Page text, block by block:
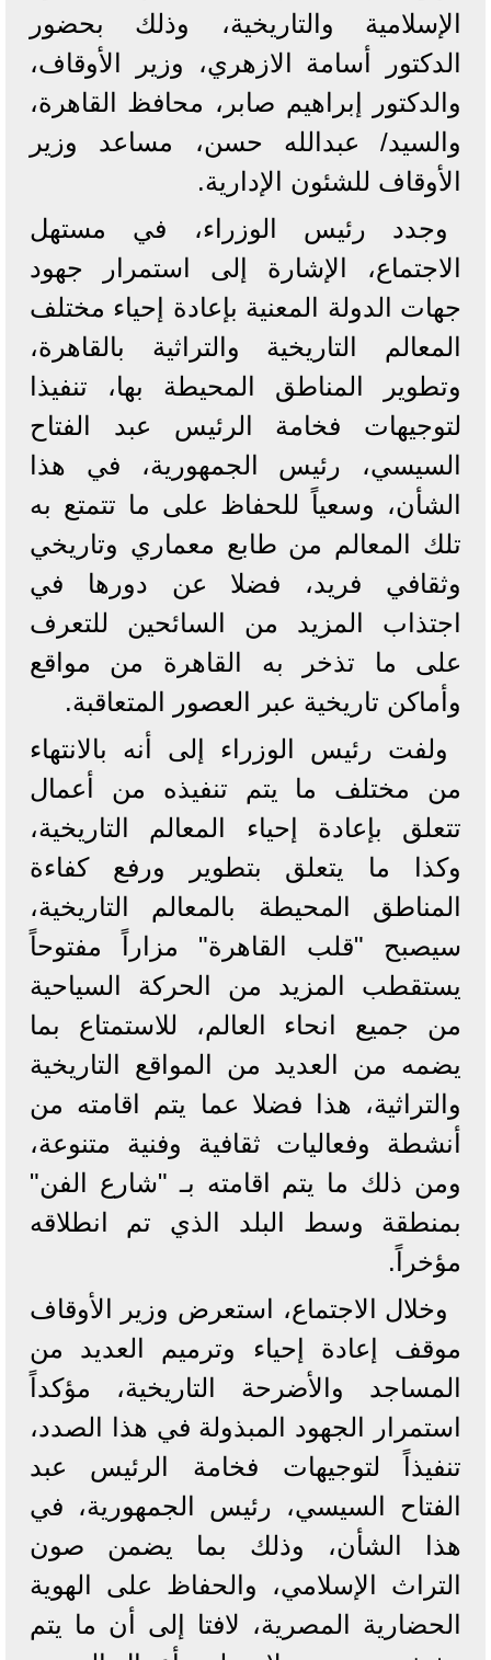
الإسلامية والتاريخية، وذلك بحضور
الدكتور أسامة الازهري، وزير الأوقاف،
والدكتور إبراهيم صابر، محافظ القاهرة،
والسيد/ عبدالله حسن، مساعد وزير
الأوقاف للشئون الإدارية.
وجدد رئيس الوزراء، في مستهل
الاجتماع، الإشارة إلى استمرار جهود
جهات الدولة المعنية بإعادة إحياء مختلف
المعالم التاريخية والتراثية بالقاهرة،
وتطوير المناطق المحيطة بها، تنفيذا
لتوجيهات فخامة الرئيس عبد الفتاح
السيسي، رئيس الجمهورية، في هذا
الشأن، وسعياً للحفاظ على ما تتمتع به
تلك المعالم من طابع معماري وتاريخي
وثقافي فريد، فضلا عن دورها في
اجتذاب المزيد من السائحين للتعرف
على ما تذخر به القاهرة من مواقع
وأماكن تاريخية عبر العصور المتعاقبة.
ولفت رئيس الوزراء إلى أنه بالانتهاء
من مختلف ما يتم تنفيذه من أعمال
تتعلق بإعادة إحياء المعالم التاريخية،
وكذا ما يتعلق بتطوير ورفع كفاءة
المناطق المحيطة بالمعالم التاريخية،
سيصبح "قلب القاهرة" مزاراً مفتوحاً
يستقطب المزيد من الحركة السياحية
من جميع انحاء العالم، للاستمتاع بما
يضمه من العديد من المواقع التاريخية
والتراثية، هذا فضلا عما يتم اقامته من
أنشطة وفعاليات ثقافية وفنية متنوعة،
ومن ذلك ما يتم اقامته بـ "شارع الفن"
بمنطقة وسط البلد الذي تم انطلاقه
مؤخراً.
وخلال الاجتماع، استعرض وزير الأوقاف
موقف إعادة إحياء وترميم العديد من
المساجد والأضرحة التاريخية، مؤكداً
استمرار الجهود المبذولة في هذا الصدد،
تنفيذاً لتوجيهات فخامة الرئيس عبد
الفتاح السيسي، رئيس الجمهورية، في
هذا الشأن، وذلك بما يضمن صون
التراث الإسلامي، والحفاظ على الهوية
الحضارية المصرية، لافتا إلى أن ما يتم